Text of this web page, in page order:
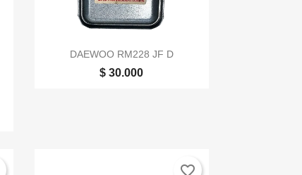
Vista rápida
DAEWOO RM228 JF D
$ 30.000
favorite_border